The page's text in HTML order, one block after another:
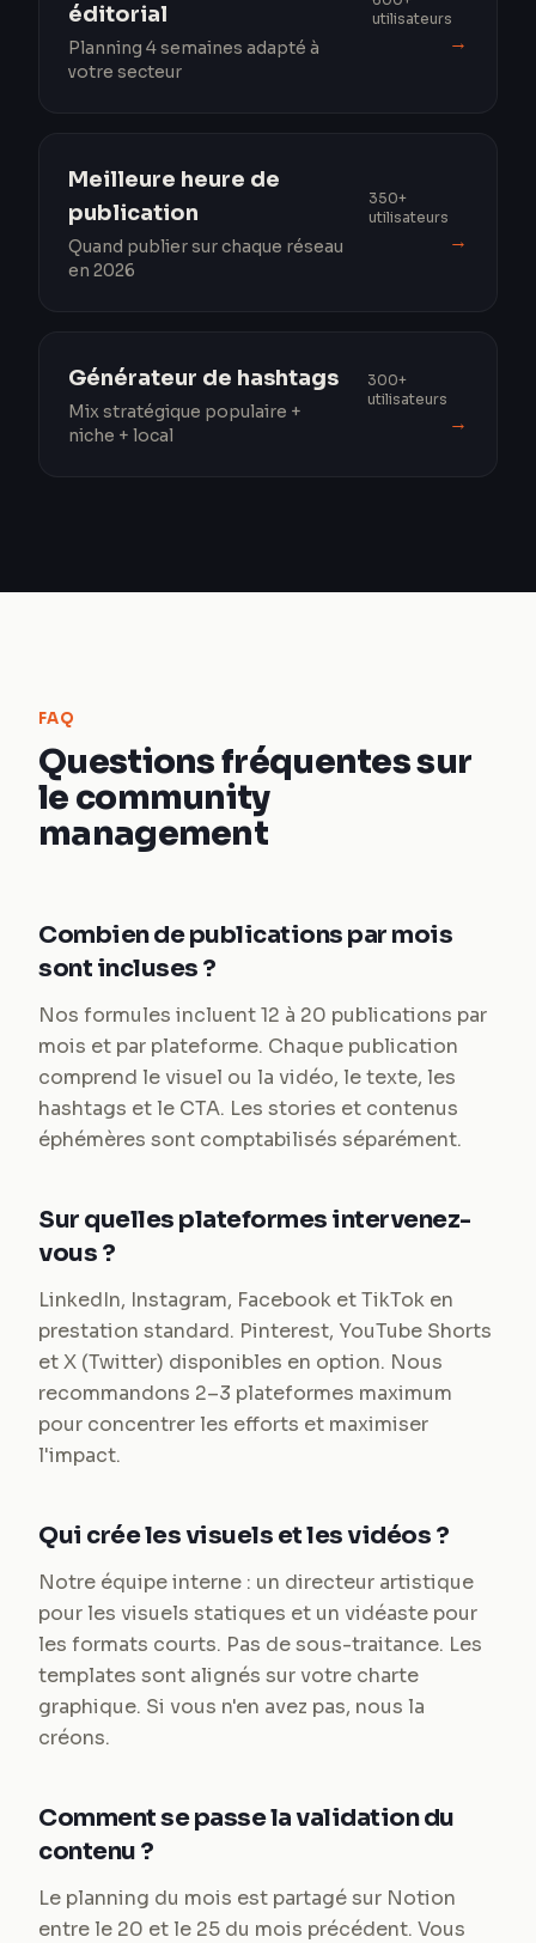
éditorial
Planning 4 semaines adapté à
votre secteur
utilisateurs
→
Meilleure heure de
publication
Quand publier sur chaque réseau
en 2026
350+
utilisateurs
→
Générateur de hashtags
Mix stratégique populaire +
niche + local
300+
utilisateurs
→
FAQ
Questions fréquentes sur
le community
management
Combien de publications par mois
sont incluses ?
Nos formules incluent 12 à 20 publications par
mois et par plateforme. Chaque publication
comprend le visuel ou la vidéo, le texte, les
hashtags et le CTA. Les stories et contenus
éphémères sont comptabilisés séparément.
Sur quelles plateformes intervenez-
vous ?
LinkedIn, Instagram, Facebook et TikTok en
prestation standard. Pinterest, YouTube Shorts
et X (Twitter) disponibles en option. Nous
recommandons 2–3 plateformes maximum
pour concentrer les efforts et maximiser
l'impact.
Qui crée les visuels et les vidéos ?
Notre équipe interne : un directeur artistique
pour les visuels statiques et un vidéaste pour
les formats courts. Pas de sous-traitance. Les
templates sont alignés sur votre charte
graphique. Si vous n'en avez pas, nous la
créons.
Comment se passe la validation du
contenu ?
Le planning du mois est partagé sur Notion
entre le 20 et le 25 du mois précédent. Vous